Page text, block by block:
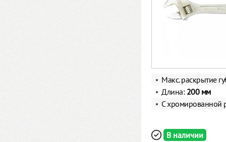
Макс. раскрытие
Длина: 200 мм
С хромированной
В наличии